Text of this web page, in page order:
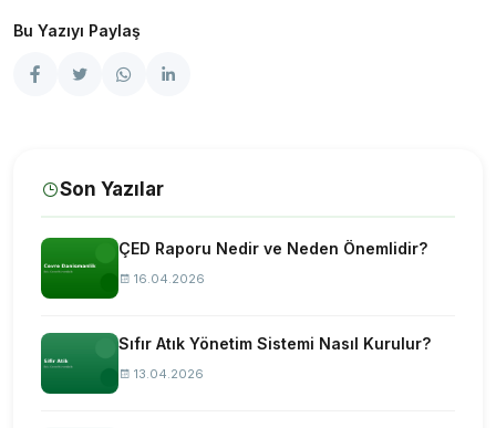
Bu Yazıyı Paylaş
Son Yazılar
ÇED Raporu Nedir ve Neden Önemlidir?
16.04.2026
Sıfır Atık Yönetim Sistemi Nasıl Kurulur?
13.04.2026